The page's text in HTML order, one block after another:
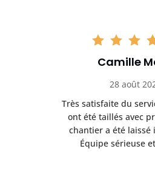
Camille
28 août
Très satisfaite du
ont été taillés avec
chantier a été laissé
Équipe sérieuse